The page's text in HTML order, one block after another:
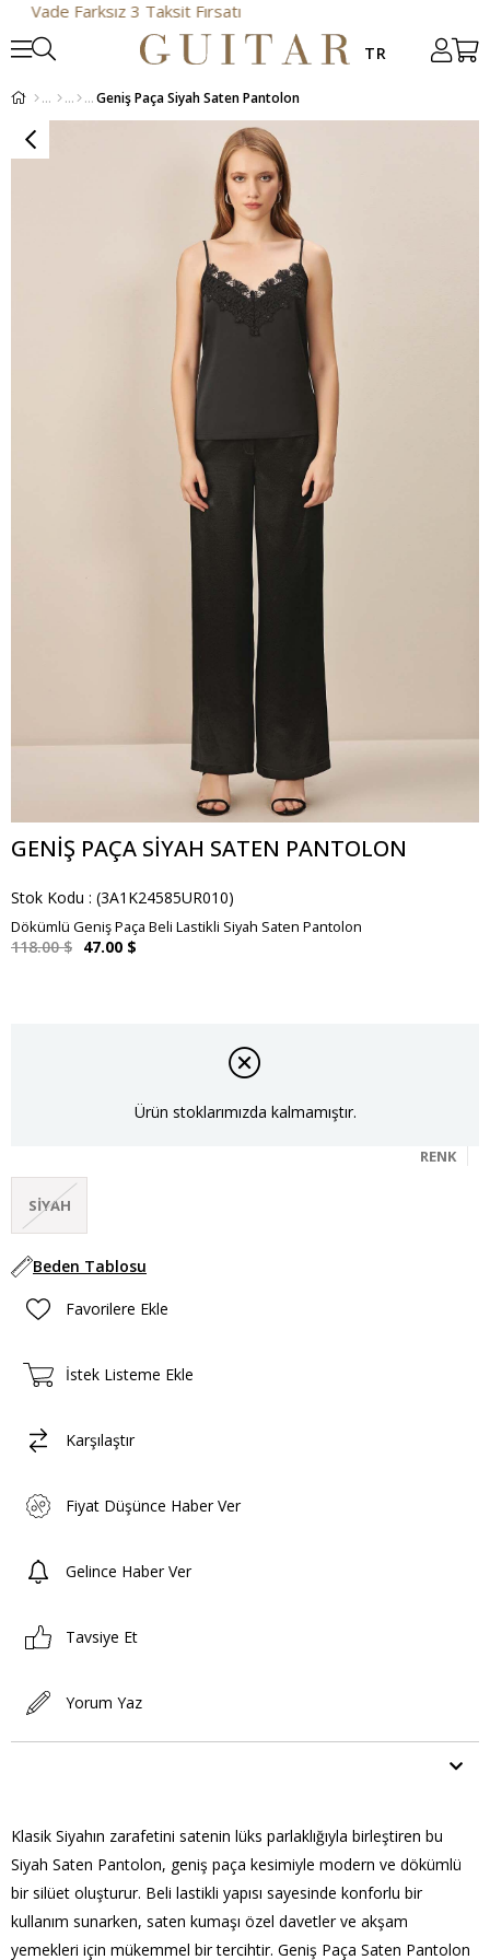
Farksız 3 Taksit Fırsatı
Geniş Paça Siyah Saten Pantolon
GENIŞ PAÇA SIYAH SATEN PANTOLON
Stok Kodu (3A1K24585UR010)
Dökümlü Geniş Paça Beli Lastikli Siyah Saten Pantolon
118.00 $ 47.00 $
Ürün stoklarımızda kalmamıştır.
RENK
SIYAH
Beden Tablosu
Favorilere Ekle
İstek Listeme Ekle
Karşılaştır
Fiyat Düşünce Haber Ver
Gelince Haber Ver
Tavsiye Et
Yorum Yaz
Klasik Siyahın zarafetini satenin lüks parlaklığıyla birleştiren bu
Siyah Saten Pantolon, geniş paça kesimiyle modern ve dökümlü
bir silüet oluşturur. Beli lastikli yapısı sayesinde konforlu bir
kullanım sunarken, saten kumaşı özel davetler ve akşam
yemekleri için mükemmel bir tercihtir. Geniş Paça Saten Pantolon